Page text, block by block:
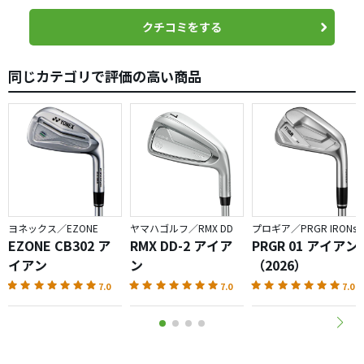
クチコミをする
同じカテゴリで評価の高い商品
ヨネックス／EZONE
EZONE CB302 ア
イアン
7.0
ヤマハゴルフ／RMX DD
RMX DD-2 アイア
ン
7.0
プロギア／PRGR IRONs
PRGR 01 アイアン
（2026）
7.0